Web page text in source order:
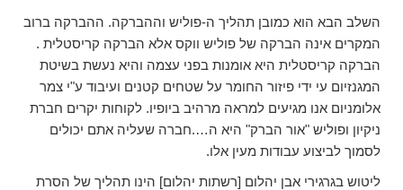
השלב הבא הוא כמובן תהליך ה-פוליש וההברקה. ההברקה ברוב
המקרים אינה הברקה של פוליש ווקס אלא הברקה קריסטלית .
הברקה קריסטלית היא אומנות בפני עצמה והיא נעשת בשיטת
המגנזיום עי ידי פיזור החומר על שטחים קטנים ועיבוד ע"י צמר
אלומניום אנו מגיעים למראה מרהיב ביופיו. לקוחות יקרים חברת
ניקיון ופוליש "אור הברק" היא ה….חברה שעליה אתם יכולים
לסמוך לביצוע עבודות מעין אלו.
ליטוש בגרגירי אבן יהלום [רשתות יהלום] הינו תהליך של הסרת